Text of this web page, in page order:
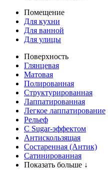
Помещение
Для кухни
Для ванной
Для улицы
Поверхность
Глянцевая
Матовая
Полированная
Структурированная
Лаппатированная
Легкое лаппатирование
Рельеф
С Sugar-эффектом
Антискользящая
Состаренная (Антик)
Сатинированная
Показать больше ↓